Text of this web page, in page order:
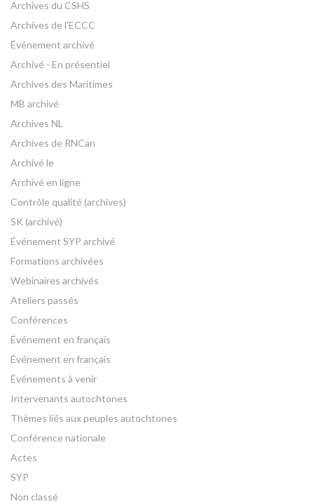
Archives du CSHS
Archives de l'ECCC
Événement archivé
Archivé - En présentiel
Archives des Maritimes
MB archivé
Archives NL
Archives de RNCan
Archivé le
Archivé en ligne
Contrôle qualité (archives)
SK (archivé)
Événement SYP archivé
Formations archivées
Webinaires archivés
Ateliers passés
Conférences
Événement en français
Événement en français
Événements à venir
Intervenants autochtones
Thèmes liés aux peuples autochtones
Conférence nationale
Actes
SYP
Non classé